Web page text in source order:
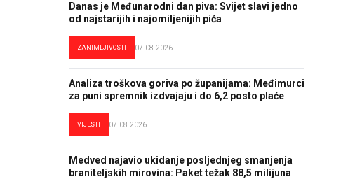
Danas je Međunarodni dan piva: Svijet slavi jedno
od najstarijih i najomiljenijih pića
ZANIMLJIVOSTI 07.08.2026.
Analiza troškova goriva po županijama: Međimurci
za puni spremnik izdvajaju i do 6,2 posto plaće
VIJESTI 07.08.2026.
Medved najavio ukidanje posljednjeg smanjenja
braniteljskih mirovina: Paket težak 88,5 milijuna